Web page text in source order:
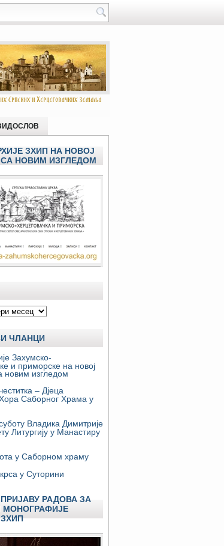
ЗХИП НА НОВОЈ
НОВИМ ИЗГЛЕДОМ
ЧЛАНЦИ
Захумско-
и приморске на новој
новим изгледом
– Дјеца
Хора Саборног Храма у
Владика Димитрије
Литургију у Манастиру
у Саборном храму
у Суторини
РАДОВА ЗА
МОНОГРАФИЈЕ